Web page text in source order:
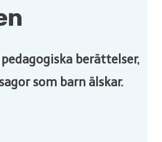
berättelser,
som barn älskar.